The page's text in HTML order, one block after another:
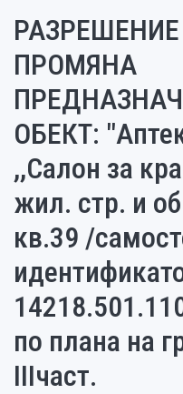
ПРОМЯНА
ОБЕКТ:
,,Салон за
жил. стр. и
кв.39 /
по плана на
IIIчаст.